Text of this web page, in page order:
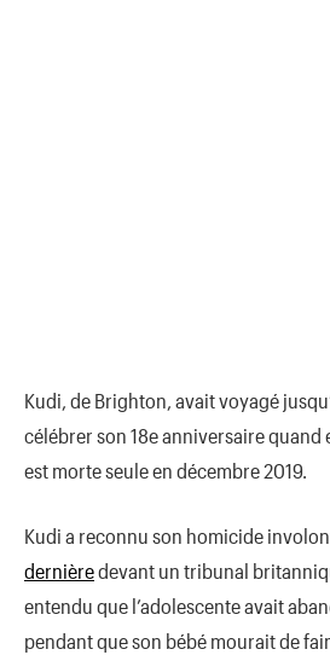
Kudi, de Brighton, avait voyagé
célébrer son 18e anniversaire quand
est morte seule en décembre 2019.
Kudi a reconnu son homicide
dernièredevant un tribunal
entendu que l’adolescente avait
pendant que son bébé mourait de